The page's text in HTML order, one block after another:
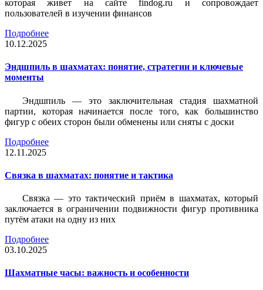
которая живет на сайте findog.ru и сопровождает
пользователей в изучении финансов
Подробнее
10.12.2025
Эндшпиль в шахматах: понятие, стратегии и ключевые
моменты
Эндшпиль — это заключительная стадия шахматной
партии, которая начинается после того, как большинство
фигур с обеих сторон были обменены или сняты с доски
Подробнее
12.11.2025
Связка в шахматах: понятие и тактика
Связка — это тактический приём в шахматах, который
заключается в ограничении подвижности фигур противника
путём атаки на одну из них
Подробнее
03.10.2025
Шахматные часы: важность и особенности